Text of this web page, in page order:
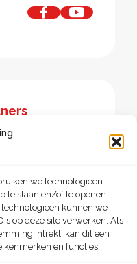
we technologieën
te slaan en/of te openen.
kunnen we
op deze site verwerken. Als
intrekt, kan dit een
kenmerken en functies.